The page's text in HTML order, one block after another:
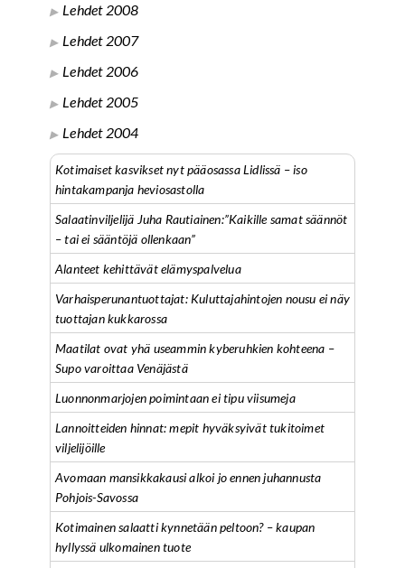
Lehdet 2008
Lehdet 2007
Lehdet 2006
Lehdet 2005
Lehdet 2004
Kotimaiset kasvikset nyt pääosassa Lidlissä – iso
hintakampanja heviosastolla
Salaatinviljelijä Juha Rautiainen:”Kaikille samat säännöt
– tai ei sääntöjä ollenkaan”
Alanteet kehittävät elämyspalvelua
Varhaisperunantuottajat: Kuluttajahintojen nousu ei näy
tuottajan kukkarossa
Maatilat ovat yhä useammin kyberuhkien kohteena –
Supo varoittaa Venäjästä
Luonnonmarjojen poimintaan ei tipu viisumeja
Lannoitteiden hinnat: mepit hyväksyivät tukitoimet
viljelijöille
Avomaan mansikkakausi alkoi jo ennen juhannusta
Pohjois-Savossa
Kotimainen salaatti kynnetään peltoon? – kaupan
hyllyssä ulkomainen tuote